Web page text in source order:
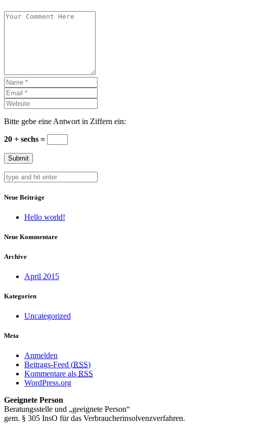
Bitte gebe eine Antwort in Ziffern ein:
20 + sechs =
Neue Beiträge
Hello world!
Neue Kommentare
Archive
April 2015
Kategorien
Uncategorized
Meta
Anmelden
Beitrags-Feed (RSS)
Kommentare als RSS
WordPress.org
Geeignete Person
Beratungsstelle und „geeignete Person“
gem. § 305 InsO für das Verbraucherinsolvenzverfahren.